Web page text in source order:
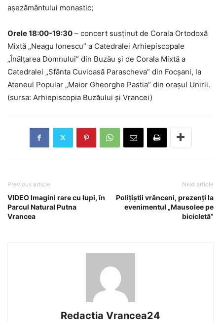
așezământului monastic;
Orele 18:00-19:30 – concert susținut de Corala Ortodoxă
Mixtă „Neagu Ionescu” a Catedralei Arhiepiscopale
„Înălțarea Domnului” din Buzău și de Corala Mixtă a
Catedralei „Sfânta Cuvioasă Parascheva” din Focșani, la
Ateneul Popular „Maior Gheorghe Pastia” din orașul Unirii.
(sursa: Arhiepiscopia Buzăului și Vrancei)
Previous article
VIDEO Imagini rare cu lupi, în
Parcul Natural Putna
Vrancea
Next article
Polițiștii vrânceni, prezenți la
evenimentul „Mausolee pe
bicicletă”
Redactia Vrancea24